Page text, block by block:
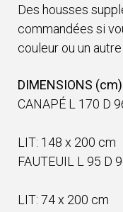
Des housses
commandées si
couleur ou un
DIMENSIONS (cm)
CANAPÉ L 170 D
LIT: 148 x 200 cm
FAUTEUIL L 95 D
LIT: 74 x 200 cm